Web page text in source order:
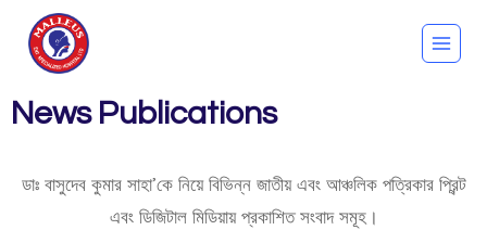
News Publications
ডাঃ বাসুদেব কুমার সাহা’কে নিয়ে বিভিন্ন জাতীয় এবং আঞ্চলিক পত্রিকার প্রিন্ট
এবং ডিজিটাল মিডিয়ায় প্রকাশিত সংবাদ সমূহ।